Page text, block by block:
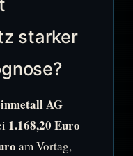
starker
AG
1.168,20 Euro
am Vortag,